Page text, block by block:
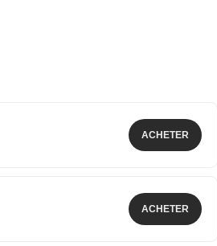
ACHETER
ACHETER